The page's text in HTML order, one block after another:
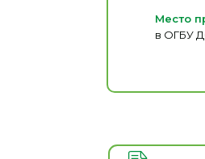
Место
в ОГБУ
Банковские